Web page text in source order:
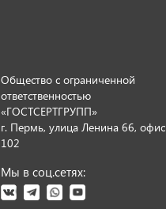
Общество с ограниченной
ответственностью
«ГОСТСЕРТГРУПП»
г. Пермь, улица Ленина 66, офис
102
Мы в соц.сетях: